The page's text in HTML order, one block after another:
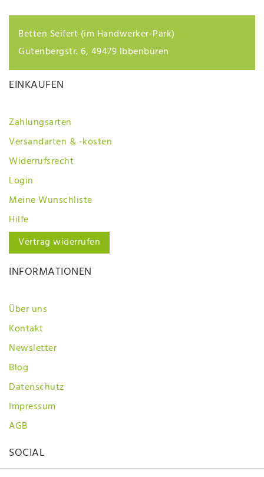
Betten Seifert (im Handwerker-Park)
Gutenbergstr. 6, 49479 Ibbenbüren
EINKAUFEN
Zahlungsarten
Versandarten & -kosten
Widerrufsrecht
Login
Meine Wunschliste
Hilfe
Vertrag widerrufen
INFORMATIONEN
Über uns
Kontakt
Newsletter
Blog
Datenschutz
Impressum
AGB
SOCIAL